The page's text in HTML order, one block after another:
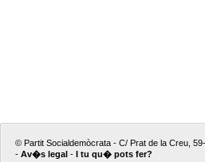
© Partit Socialdemòcrata - C/ Prat de la Creu,
- Av�s legal - I tu qu� pots fer?